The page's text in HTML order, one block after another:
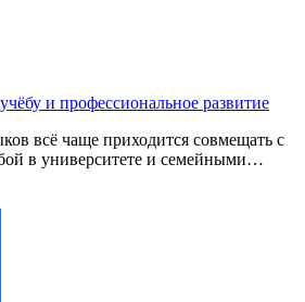
и профессиональное развитие
всё чаще приходится совмещать с
в университете и семейными…